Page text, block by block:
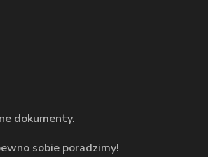
dokumenty.
sobie poradzimy!